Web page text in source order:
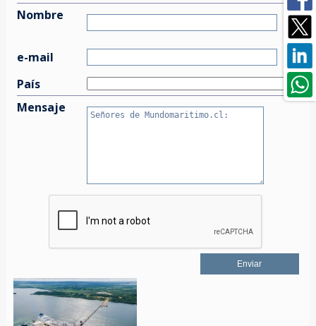
Nombre
e-mail
País
Mensaje